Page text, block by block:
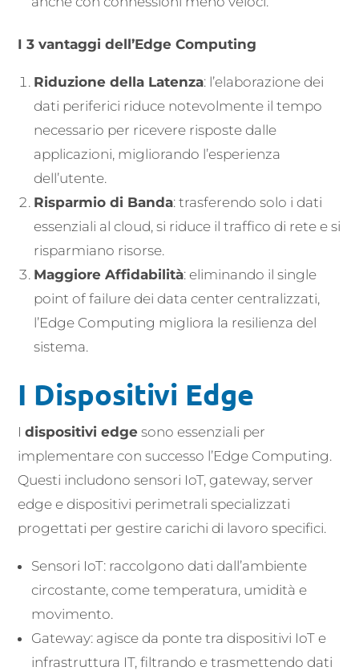
I 3 vantaggi dell’Edge Computing
Riduzione della Latenza: l’elaborazione dei
dati periferici riduce notevolmente il tempo
necessario per ricevere risposte dalle
applicazioni, migliorando l’esperienza
dell’utente.
Risparmio di Banda: trasferendo solo i dati
essenziali al cloud, si riduce il traffico di rete e si
risparmiano risorse.
Maggiore Affidabilità: eliminando il single
point of failure dei data center centralizzati,
l’Edge Computing migliora la resilienza del
sistema.
I Dispositivi Edge
Idispositivi edge sono essenziali per
implementare con successo l’Edge Computing.
Questi includono sensori IoT, gateway, server
edge e dispositivi perimetrali specializzati
progettati per gestire carichi di lavoro specifici.
Sensori IoT: raccolgono dati dall’ambiente
circostante, come temperatura, umidità e
movimento.
Gateway: agisce da ponte tra dispositivi IoT e
infrastruttura IT, filtrando e trasmettendo dati